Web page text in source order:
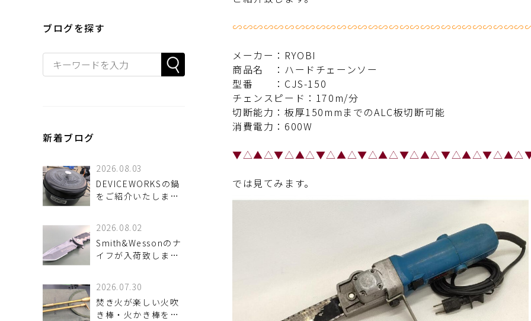
ブログを探す
新着ブログ
2026.08.03
DEVICEWORKSの鍋
をご紹介いたしま
2026.08.02
Smith&Wessonのナ
イフが入荷致しまし
2026.07.30
焚き火が楽しい火吹
き棒・火かき棒をご
メーカー： RYOBI
商品名 ： ハードチェーンソー
型番 ：CJS-150
チェンスピード：170m/分
切断能力：板厚150mmまでのALC板切断可能
消費電力：600W
では見てみます。